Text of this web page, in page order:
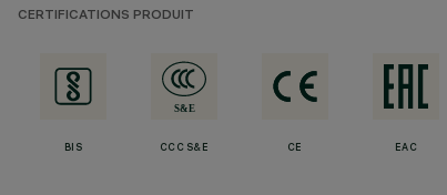
CERTIFICATIONS PRODUIT
BIS CCC S&E CE EAC